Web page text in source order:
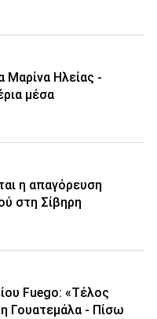
Μαρίνα Ηλείας -
μέσα
η απαγόρευση
στη Σίβηρη
Fuego: «Τέλος
Γουατεμάλα - Πίσω